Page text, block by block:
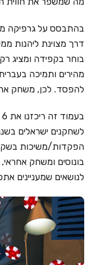
בהתבסס על גרפיקה
בוחר בקפידה ומציג
מהירים ותמיכה
להפסד. לכן, משחק
הפקדות/משיכות
בונוסים ומשחק
לנושאים שמעניינים